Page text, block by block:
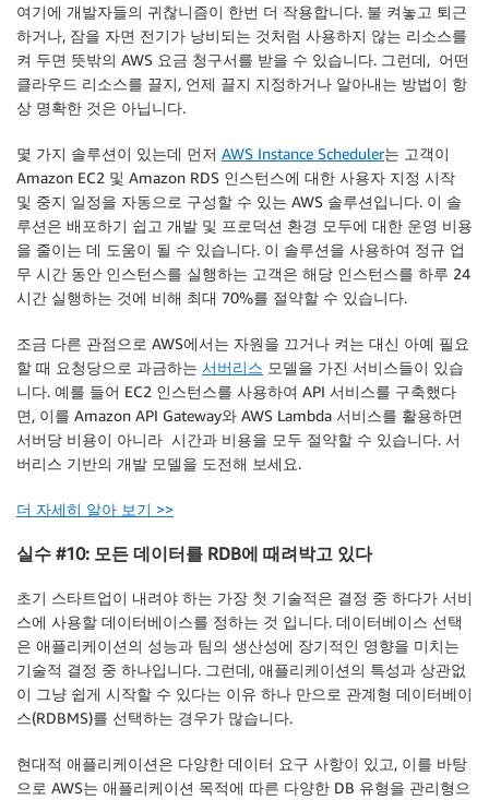
여기에 개발자들의 귀찮니즘이 한번 더 작용합니다. 불 켜놓고 퇴근
하거나, 잠을 자면 전기가 낭비되는 것처럼 사용하지 않는 리소스를
켜 두면 뜻밖의 AWS 요금 청구서를 받을 수 있습니다. 그런데, 어떤
클라우드 리소스를 끌지, 언제 끌지 지정하거나 알아내는 방법이 항
상 명확한 것은 아닙니다.
몇 가지 솔루션이 있는데 먼저 AWS Instance Scheduler는 고객이
Amazon EC2 및 Amazon RDS 인스턴스에 대한 사용자 지정 시작
및 중지 일정을 자동으로 구성할 수 있는 AWS 솔루션입니다. 이 솔
루션은 배포하기 쉽고 개발 및 프로덕션 환경 모두에 대한 운영 비용
을 줄이는 데 도움이 될 수 있습니다. 이 솔루션을 사용하여 정규 업
무 시간 동안 인스턴스를 실행하는 고객은 해당 인스턴스를 하루 24
시간 실행하는 것에 비해 최대 70%를 절약할 수 있습니다.
조금 다른 관점으로 AWS에서는 자원을 끄거나 켜는 대신 아예 필요
할 때 요청당으로 과금하는 서버리스 모델을 가진 서비스들이 있습
니다. 예를 들어 EC2 인스턴스를 사용하여 API 서비스를 구축했다
면, 이를 Amazon API Gateway와 AWS Lambda 서비스를 활용하면
서버당 비용이 아니라 시간과 비용을 모두 절약할 수 있습니다. 서
버리스 기반의 개발 모델을 도전해 보세요.
더 자세히 알아 보기 >>
실수 #10: 모든 데이터를 RDB에 때려박고 있다
초기 스타트업이 내려야 하는 가장 첫 기술적은 결정 중 하다가 서비
스에 사용할 데이터베이스를 정하는 것 입니다. 데이터베이스 선택
은 애플리케이션의 성능과 팀의 생산성에 장기적인 영향을 미치는
기술적 결정 중 하나입니다. 그런데, 애플리케이션의 특성과 상관없
이 그냥 쉽게 시작할 수 있다는 이유 하나 만으로 관계형 데이터베이
스(RDBMS)를 선택하는 경우가 많습니다.
현대적 애플리케이션은 다양한 데이터 요구 사항이 있고, 이를 바탕
으로 AWS는 애플리케이션 목적에 따른 다양한 DB 유형을 관리형으